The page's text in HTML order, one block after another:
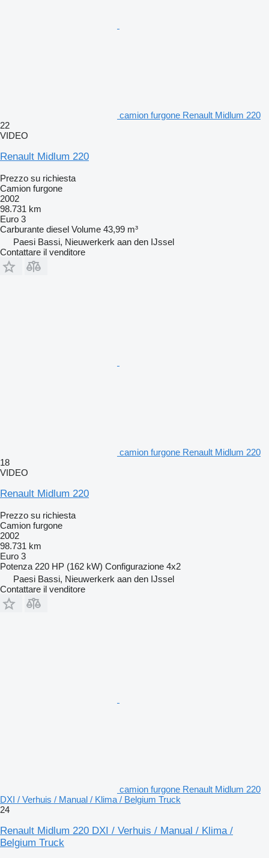
camion furgone Renault Midlum 220
22
VIDEO
Renault Midlum 220
Prezzo su richiesta
Camion furgone
2002
98.731 km
Euro 3
Carburante diesel Volume 43,99 m³
Paesi Bassi, Nieuwerkerk aan den IJssel
Contattare il venditore
camion furgone Renault Midlum 220
18
VIDEO
Renault Midlum 220
Prezzo su richiesta
Camion furgone
2002
98.731 km
Euro 3
Potenza 220 HP (162 kW) Configurazione 4x2
Paesi Bassi, Nieuwerkerk aan den IJssel
Contattare il venditore
camion furgone Renault Midlum 220
DXI / Verhuis / Manual / Klima / Belgium Truck
24
Renault Midlum 220 DXI / Verhuis / Manual / Klima /
Belgium Truck